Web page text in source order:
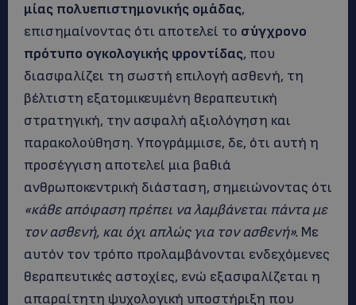
μίας πολυεπιστημονικής ομάδας,
επισημαίνοντας ότι αποτελεί το σύγχρονο
πρότυπο ογκολογικής φροντίδας, που
διασφαλίζει τη σωστή επιλογή ασθενή, τη
βέλτιστη εξατομικευμένη θεραπευτική
στρατηγική, την ασφαλή αξιολόγηση και
παρακολούθηση. Υπογράμμισε, δε, ότι αυτή η
προσέγγιση αποτελεί μια βαθιά
ανθρωποκεντρική διάσταση, σημειώνοντας ότι
«κάθε απόφαση πρέπει να λαμβάνεται πάντα με
τον ασθενή, και όχι απλώς για τον ασθενή». Με
αυτόν τον τρόπο προλαμβάνονται ενδεχόμενες
θεραπευτικές αστοχίες, ενώ εξασφαλίζεται η
απαραίτητη ψυχολογική υποστήριξη που